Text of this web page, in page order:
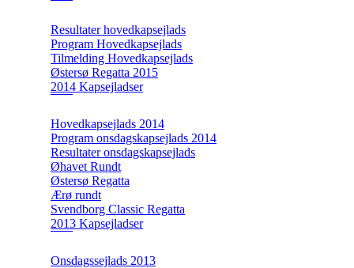
Resultater hovedkapsejlads
Program Hovedkapsejlads
Tilmelding Hovedkapsejlads
Østersø Regatta 2015
2014 Kapsejladser
Hovedkapsejlads 2014
Program onsdagskapsejlads 2014
Resultater onsdagskapsejlads
Øhavet Rundt
Østersø Regatta
Ærø rundt
Svendborg Classic Regatta
2013 Kapsejladser
Onsdagssejlads 2013